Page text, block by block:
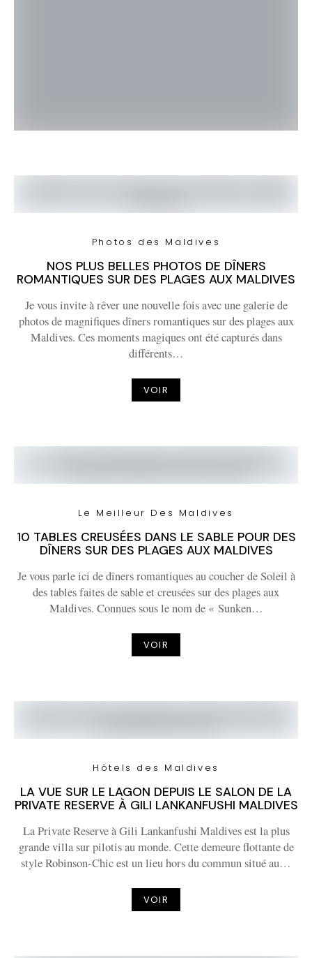
Photos des Maldives
NOS PLUS BELLES PHOTOS DE DÎNERS
ROMANTIQUES SUR DES PLAGES AUX MALDIVES
Je vous invite à rêver une nouvelle fois avec une galerie de
photos de magnifiques dîners romantiques sur des plages aux
Maldives. Ces moments magiques ont été capturés dans
différents…
VOIR
Le Meilleur Des Maldives
10 TABLES CREUSÉES DANS LE SABLE POUR DES
DÎNERS SUR DES PLAGES AUX MALDIVES
Je vous parle ici de dîners romantiques au coucher de Soleil à
des tables faites de sable et creusées sur des plages aux
Maldives. Connues sous le nom de « Sunken…
VOIR
Hôtels des Maldives
LA VUE SUR LE LAGON DEPUIS LE SALON DE LA
PRIVATE RESERVE À GILI LANKANFUSHI MALDIVES
La Private Reserve à Gili Lankanfushi Maldives est la plus
grande villa sur pilotis au monde. Cette demeure flottante de
style Robinson-Chic est un lieu hors du commun situé au…
VOIR